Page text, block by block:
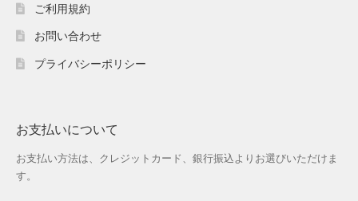
配送先住所
入園・入学特集
冬服ファッション特集
ご利用規約
お問い合わせ
プライバシーポリシー
お支払いについて
お支払い方法は、クレジットカード、銀行振込よりお選びいただけま
す。